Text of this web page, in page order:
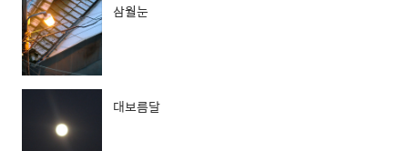
삼월눈
대보름달